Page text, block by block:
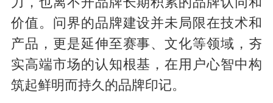
价值。问界的品牌建设并未局限在技术和
产品，更是延伸至赛事、文化等领域，夯
实高端市场的认知根基，在用户心智中构
筑起鲜明而持久的品牌印记。